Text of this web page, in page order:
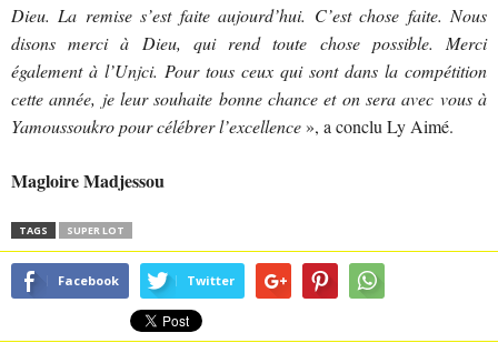
Dieu. La remise s’est faite aujourd’hui. C’est chose faite. Nous
disons merci à Dieu, qui rend toute chose possible. Merci
également à l’Unjci. Pour tous ceux qui sont dans la compétition
cette année, je leur souhaite bonne chance et on sera avec vous à
Yamoussoukro pour célébrer l’excellence», a conclu Ly Aimé.
Magloire Madjessou
TAGS SUPER LOT
Facebook Twitter